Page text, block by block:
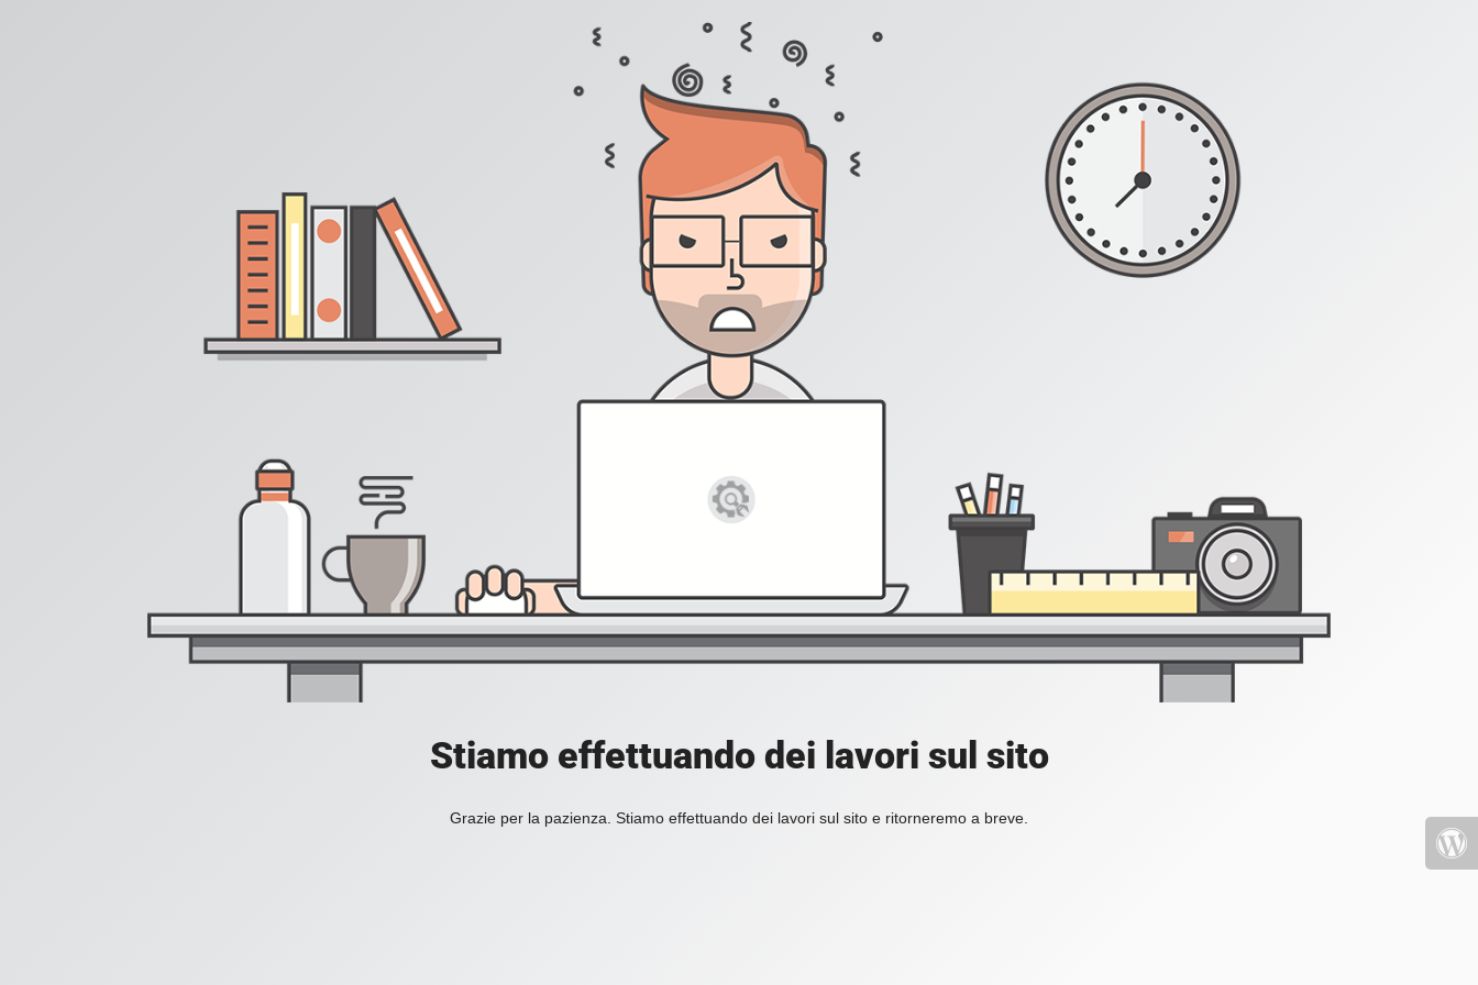
Stiamo effettuando dei lavori sul sito
Grazie per la pazienza. Stiamo effettuando dei lavori sul sito e ritorneremo a breve.